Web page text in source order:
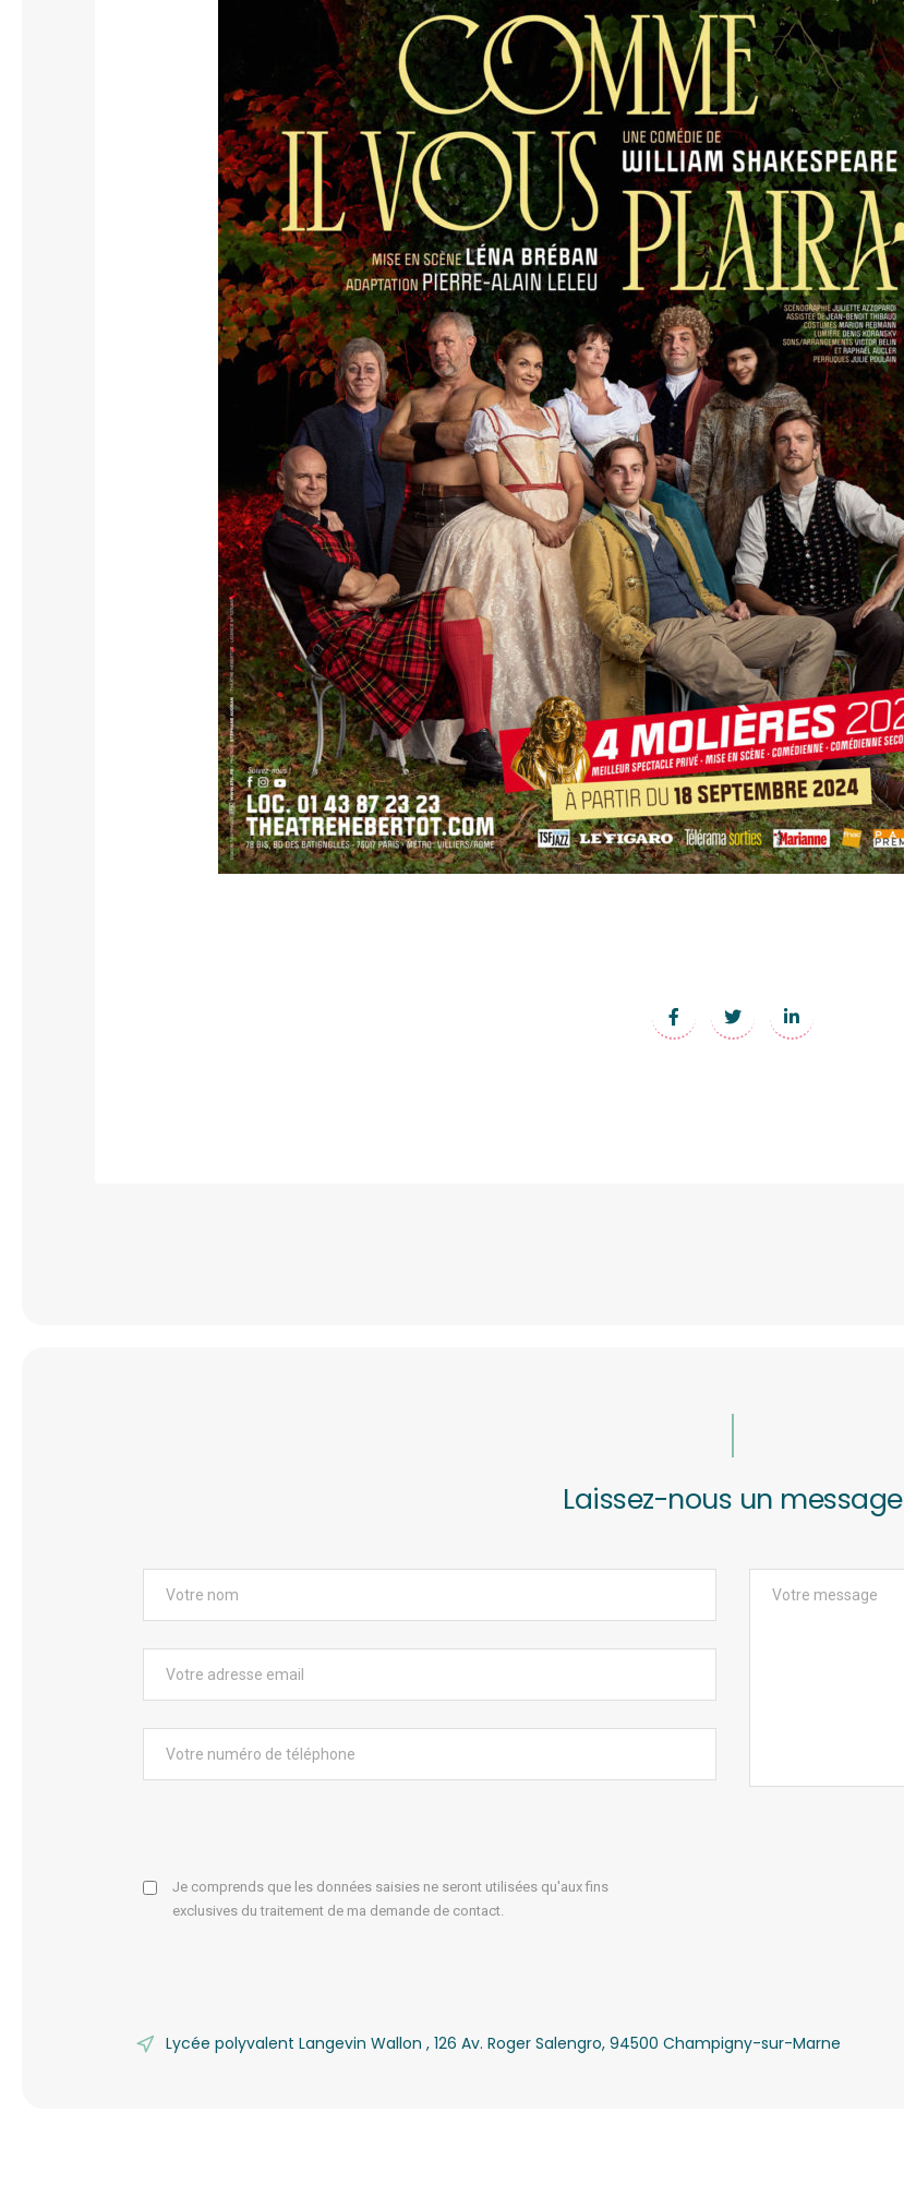
Laissez-nous un message
Je comprends que les données saisies ne seront utilisées qu'aux fins
exclusives du traitement de ma demande de contact.
Lycée polyvalent Langevin Wallon , 126 Av. Roger Salengro, 94500 Champigny-sur-Marne